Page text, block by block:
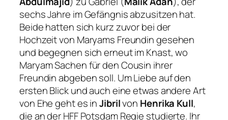
sechs Jahre im Gefängnis abzusitzen hat.
Beide hatten sich kurz zuvor bei der
Hochzeit von Maryams Freundin gesehen
und begegnen sich erneut im Knast, wo
Maryam Sachen für den Cousin ihrer
Freundin abgeben soll. Um Liebe auf den
ersten Blick und auch eine etwas andere Art
von Ehe geht es inJibrilvon Henrika Kull,
die an der HFF Potsdam Regie studierte. Ihr